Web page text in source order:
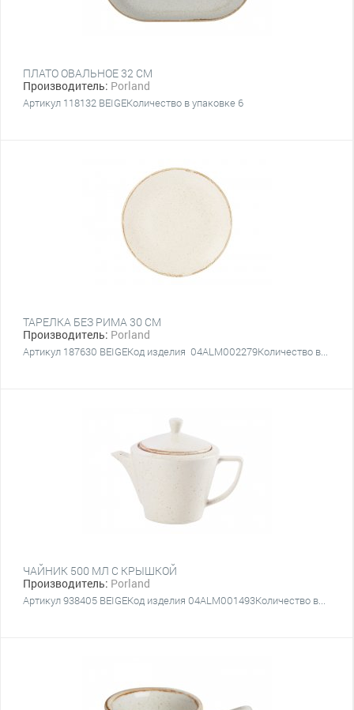
ПЛАТО ОВАЛЬНОЕ 32 СМ
Производитель: Porland
Артикул 118132 BEIGEКоличество в упаковке 6
ТАРЕЛКА БЕЗ РИМА 30 CM
Производитель: Porland
Артикул 187630 BEIGEКод изделия 04ALM002279Количество в...
ЧАЙНИК 500 МЛ С КРЫШКОЙ
Производитель: Porland
Артикул 938405 BEIGEКод изделия 04ALM001493Количество в...